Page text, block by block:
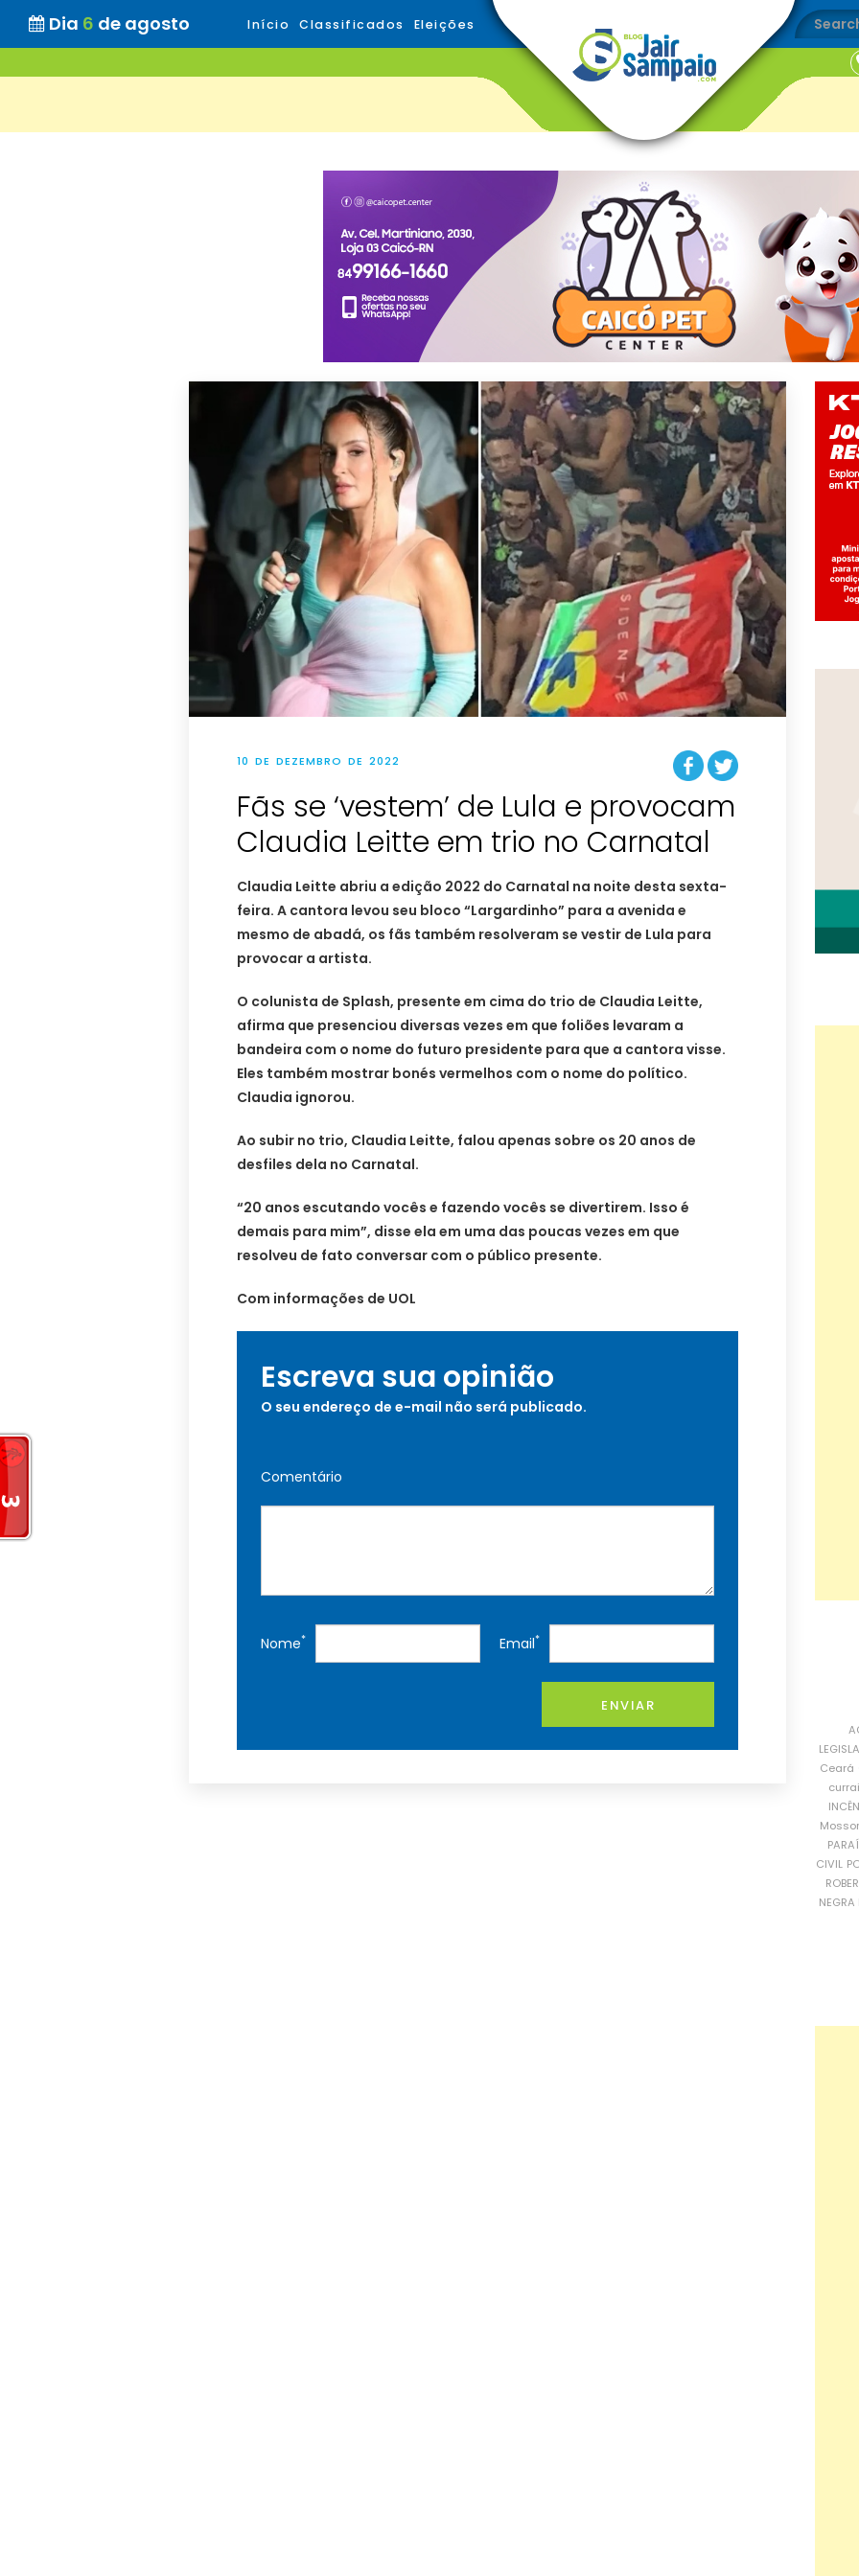
Dia 6 de agosto Início Classificados Eleições
10 DE DEZEMBRO DE 2022
Fãs se ‘vestem’ de Lula e provocam
Claudia Leitte em trio no Carnatal
Claudia Leitte abriu a edição 2022 do Carnatal na noite desta sexta-
feira. A cantora levou seu bloco “Largardinho” para a avenida e
mesmo de abadá, os fãs também resolveram se vestir de Lula para
provocar a artista.
O colunista de Splash, presente em cima do trio de Claudia Leitte,
afirma que presenciou diversas vezes em que foliões levaram a
bandeira com o nome do futuro presidente para que a cantora visse.
Eles também mostrar bonés vermelhos com o nome do político.
Claudia ignorou.
Ao subir no trio, Claudia Leitte, falou apenas sobre os 20 anos de
desfiles dela no Carnatal.
“20 anos escutando vocês e fazendo vocês se divertirem. Isso é
demais para mim”, disse ela em uma das poucas vezes em que
resolveu de fato conversar com o público presente.
Com informações de UOL
Escreva sua opinião
O seu endereço de e-mail não será publicado.
Comentário
Nome* Email*
ENVIAR
Ceará
CIVIL
NEGRA